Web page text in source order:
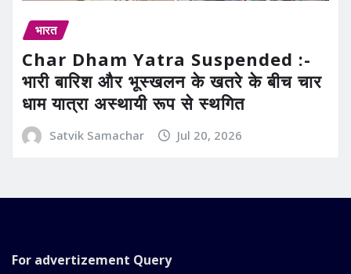
भारत
Char Dham Yatra Suspended :-
भारी बारिश और भूस्खलन के खतरे के बीच चार
धाम यात्रा अस्थायी रूप से स्थगित
Satvik Samachar Jul 20, 2026
For advertizement Query